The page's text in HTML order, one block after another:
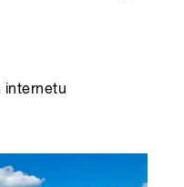
internetu